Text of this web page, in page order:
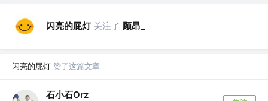
闪亮的屁灯 关注了 顾昂_
闪亮的屁灯 赞了这篇文章
石小石Orz